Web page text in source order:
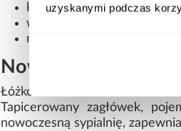
uzyskanymi podczas
kolekcja: SANDEN
waga: 122 kg
montaż: do samodzielnego
Nowoczesny
Łóżko Sanden S11
Tapicerowany zagłówek,
nowoczesną sypialnię,